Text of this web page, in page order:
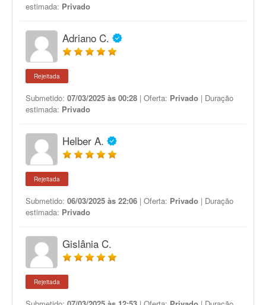
estimada: Privado
Adriano C.
Rejeitada
Submetido: 07/03/2025 às 00:28 | Oferta: Privado | Duração
estimada: Privado
Helber A.
Rejeitada
Submetido: 06/03/2025 às 22:06 | Oferta: Privado | Duração
estimada: Privado
Gislânia C.
Rejeitada